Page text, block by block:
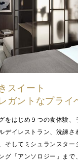
スイート
ガントなプライ
をはじめ９つの食体験、
デイレストラン、洗練さ
そしてミシュランスター
グ「アンソロジー」まで